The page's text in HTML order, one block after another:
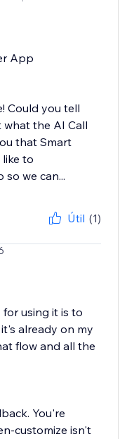
App
Could you tell
the AI Call
that Smart
to
we can...
Útil (1)
using it is to
already on my
flow and all the
You're
customize isn't